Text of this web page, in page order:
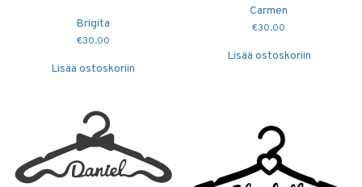
Brigita
€30.00
Lisää ostoskoriin
Carmen
€30.00
Lisää ostoskoriin